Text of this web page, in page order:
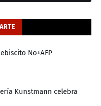
No+AFP
Kunstmann celebra